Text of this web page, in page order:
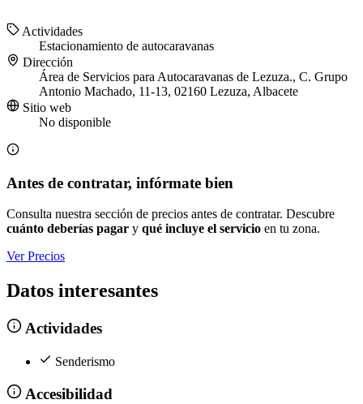
Actividades
Estacionamiento de autocaravanas
Dirección
Área de Servicios para Autocaravanas de Lezuza., C. Grupo
Antonio Machado, 11-13, 02160 Lezuza, Albacete
Sitio web
No disponible
Antes de contratar, infórmate bien
Consulta nuestra sección de precios antes de contratar. Descubre
cuánto deberías pagar y qué incluye el servicio en tu zona.
Ver Precios
Datos interesantes
Actividades
Senderismo
Accesibilidad